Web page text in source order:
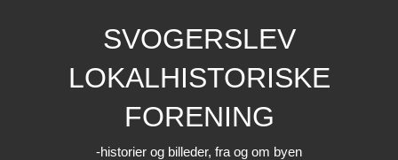
SVOGERSLEV
LOKALHISTORISKE
FORENING
-historier og billeder, fra og om byen